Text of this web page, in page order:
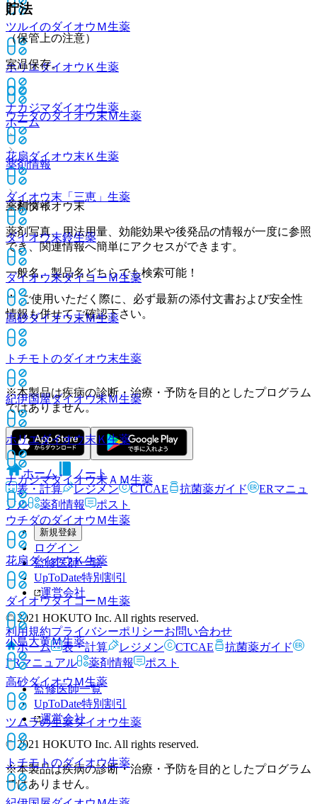
ツルイのダイオウＭ生薬
ホリエダイオウＫ 生薬
ナカジマダイオウ生薬
ホーム
薬剤情報
三和ダイオウ末
貯法
（保管上の注意）
室温保存。
ウチダのダイオウ末Ｍ生薬
花扇ダイオウ末Ｋ 生薬
ダイオウ末「三恵」 生薬
ダイオウ末鈴生薬
ダイオウ末ダイコーＭ生薬
高砂ダイオウ末Ｍ生薬
トチモトのダイオウ末生薬
紀伊国屋ダイオウ末Ｍ生薬
ホリエダイオウ末Ｋ 生薬
ナカジマダイオウ末ＡＭ生薬
ウチダのダイオウＭ生薬
花扇ダイオウＫ生薬
ダイオウダイコーＭ生薬
小島大黄Ｍ生薬
高砂ダイオウＭ生薬
ツムラの生薬ダイオウ生薬
トチモトのダイオウ生薬
薬剤情報
薬剤写真、用法用量、効能効果や後発品の情報が一度に参照
でき、関連情報へ簡単にアクセスができます。
一般名、製品名どちらでも検索可能！
※ ご使用いただく際に、必ず最新の添付文書および安全性
情報も併せてご確認下さい。
※本製品は疾病の診断・治療・予防を目的としたプログラム
ではありません。
ホーム
ノート
表・計算
レジメン CTCAE 抗菌薬ガイド
ERマニュ
アル
薬剤情報 ポスト
新規登録
ログイン
監修医師一覧
UpToDate特別割引
運営会社
© 2021 HOKUTO Inc. All rights reserved.
利用規約プライバシーポリシーお問い合わせ
ホーム
表・計算 レジメン CTCAE
抗菌薬ガイド
ERマニュアル
薬剤情報 ポスト
監修医師一覧
UpToDate特別割引
運営会社
© 2021 HOKUTO Inc. All rights reserved.
※本製品は疾病の診断・治療・予防を目的としたプログラム
ではありません。